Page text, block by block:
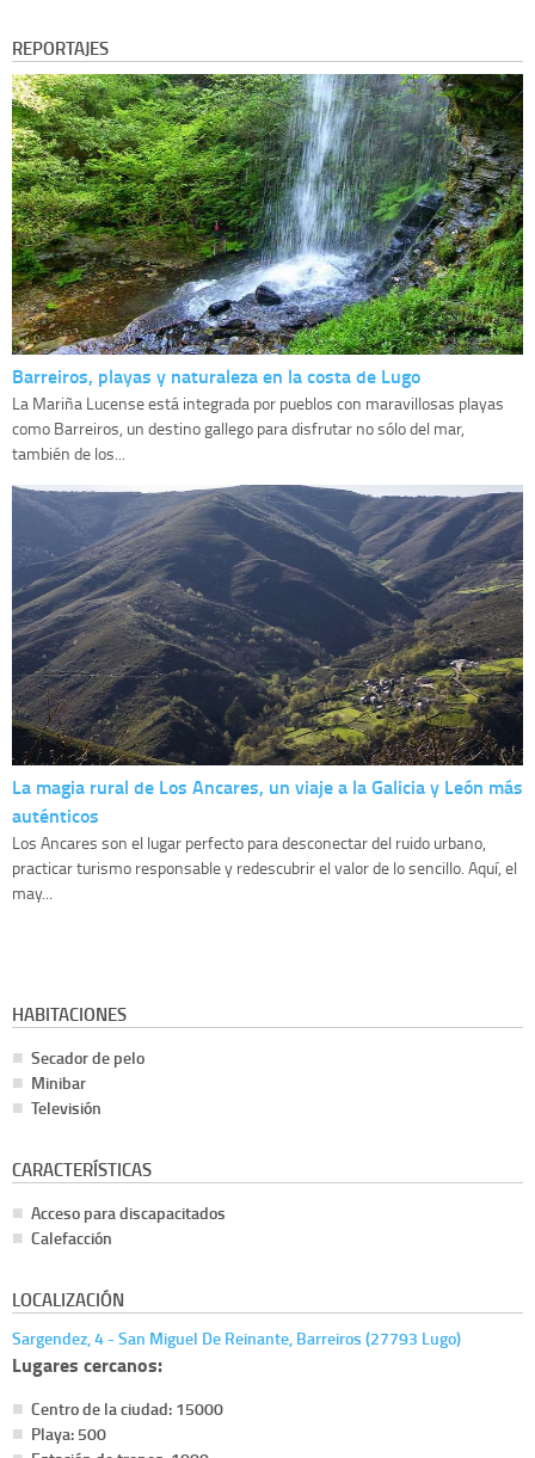
REPORTAJES
Barreiros, playas y naturaleza en la costa de Lugo
La Mariña Lucense está integrada por pueblos con maravillosas playas
como Barreiros, un destino gallego para disfrutar no sólo del mar,
también de los...
La magia rural de Los Ancares, un viaje a la Galicia y León más
auténticos
Los Ancares son el lugar perfecto para desconectar del ruido urbano,
practicar turismo responsable y redescubrir el valor de lo sencillo. Aquí, el
may...
HABITACIONES
Secador de pelo
Minibar
Televisión
CARACTERÍSTICAS
Acceso para discapacitados
Calefacción
LOCALIZACIÓN
Sargendez, 4 - San Miguel De Reinante, Barreiros (27793 Lugo)
Lugares cercanos:
Centro de la ciudad: 15000
Playa: 500